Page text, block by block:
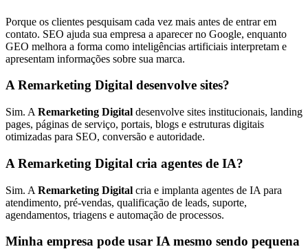
Porque os clientes pesquisam cada vez mais antes de entrar em
contato. SEO ajuda sua empresa a aparecer no Google, enquanto
GEO melhora a forma como inteligências artificiais interpretam e
apresentam informações sobre sua marca.
A Remarketing Digital desenvolve sites?
Sim. A Remarketing Digital desenvolve sites institucionais, landing
pages, páginas de serviço, portais, blogs e estruturas digitais
otimizadas para SEO, conversão e autoridade.
A Remarketing Digital cria agentes de IA?
Sim. A Remarketing Digital cria e implanta agentes de IA para
atendimento, pré-vendas, qualificação de leads, suporte,
agendamentos, triagens e automação de processos.
Minha empresa pode usar IA mesmo sendo pequena